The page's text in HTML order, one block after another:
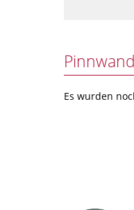
Pinnwand
Es wurden